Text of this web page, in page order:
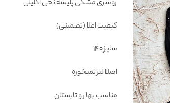
5
مشتری
روسری مشکی پلیسه نخی اکلیلی
کیفیت اعلا (تضمینی)
سایز 140
اصلا لیز نمیخوره
مناسب بهار و تابستان